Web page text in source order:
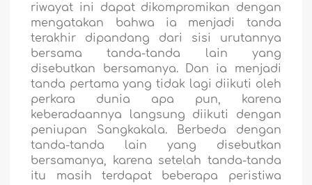
riwayat ini dapat dikompromikan dengan
mengatakan bahwa ia menjadi tanda
terakhir dipandang dari sisi urutannya
bersama tanda-tanda lain yang
disebutkan bersamanya. Dan ia menjadi
tanda pertama yang tidak lagi diikuti oleh
perkara dunia apa pun, karena
keberadaannya langsung diikuti dengan
peniupan Sangkakala. Berbeda dengan
tanda-tanda lain yang disebutkan
bersamanya, karena setelah tanda-tanda
itu masih terdapat beberapa peristiwa